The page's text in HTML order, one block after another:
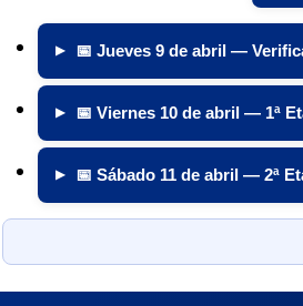
▶ 📅 Jueves 9 de abril —
▶ 📅 Viernes 10 de abril — 1ª
▶ 📅 Sábado 11 de abril — 2ª